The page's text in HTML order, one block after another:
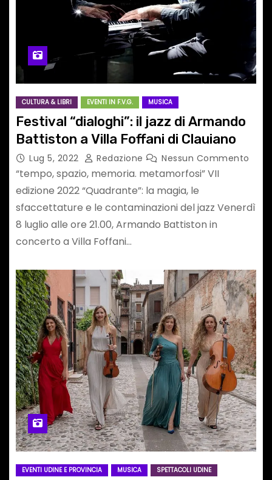
CULTURA & LIBRI EVENTI IN F.V.G. MUSICA
Festival “dialoghi”: il jazz di Armando
Battiston a Villa Foffani di Clauiano
Lug 5, 2022 Redazione Nessun Commento
“tempo, spazio, memoria. metamorfosi” VII
edizione 2022 “Quadrante”: la magia, le
sfaccettature e le contaminazioni del jazz Venerdì
8 luglio alle ore 21.00, Armando Battiston in
concerto a Villa Foffani…
EVENTI UDINE E PROVINCIA MUSICA SPETTACOLI UDINE